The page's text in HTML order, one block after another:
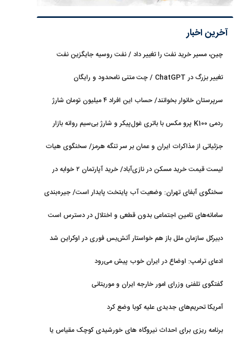
آخرین اخبار
چین، مسیر خرید نفت را تغییر داد / نفت روسیه جایگزین نفت
تغییر بزرگ در ChatGPT / چت متنی نامحدود و رایگان
سرپرستان خانوار بخوانند/ حساب این افراد ۴ میلیون تومان شارژ
ردمی K100 پرو مکس با باتری غول‌پیکر و شارژ بی‌سیم روانه بازار
جزئیاتی از مذاکرات ایران و عمان بر سر تنگه هرمز/ سخنگوی هیات
لیست قیمت خرید مسکن در نازی‌آباد/ خرید آپارتمان ۲ خوابه در
سخنگوی آبفای تهران: وضعیت آب پایتخت پایدار است/ جیره‌بندی
سامانه‌های تامین اجتماعی بدون قطعی و اختلال در دسترس است
دبیرکل سازمان ملل باز هم خواستار آتش‌بس فوری در اوکراین شد
ادعای ترامپ: اوضاع در ایران خوب پیش می‌رود
گفتگوی تلفنی وزرای امور خارجه ایران و موریتانی
آمریکا تحریم‌های جدیدی علیه کوبا وضع کرد
برنامه ریزی برای احداث نیروگاه های خورشیدی کوچک مقیاس یا